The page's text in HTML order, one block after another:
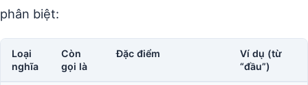
phân biệt:
Loại
nghĩa
Còn
gọi là
Đặc điểm
Ví dụ (từ
“đầu”)